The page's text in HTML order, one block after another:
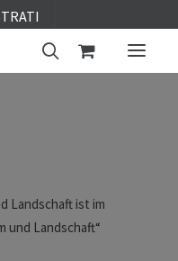
Landschaft ist im
und Landschaft“